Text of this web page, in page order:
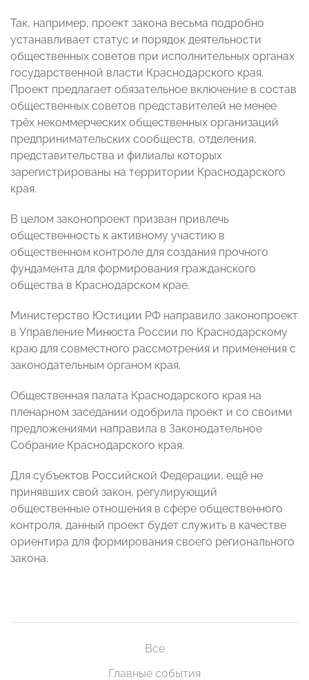
Так, например, проект закона весьма подробно
устанавливает статус и порядок деятельности
общественных советов при исполнительных органах
государственной власти Краснодарского края.
Проект предлагает обязательное включение в состав
общественных советов представителей не менее
трёх некоммерческих общественных организаций
предпринимательских сообществ, отделения,
представительства и филиалы которых
зарегистрированы на территории Краснодарского
края.
В целом законопроект призван привлечь
общественность к активному участию в
общественном контроле для создания прочного
фундамента для формирования гражданского
общества в Краснодарском крае.
Министерство Юстиции РФ направило законопроект
в Управление Минюста России по Краснодарскому
краю для совместного рассмотрения и применения с
законодательным органом края.
Общественная палата Краснодарского края на
пленарном заседании одобрила проект и со своими
предложениями направила в Законодательное
Собрание Краснодарского края.
Для субъектов Российской Федерации, ещё не
принявших свой закон, регулирующий
общественные отношения в сфере общественного
контроля, данный проект будет служить в качестве
ориентира для формирования своего регионального
закона.
Все
Главные события